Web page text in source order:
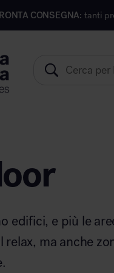
tanti prodotti dei
edifici, e più le
relax, ma anche